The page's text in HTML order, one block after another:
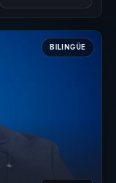
BILINGÜE